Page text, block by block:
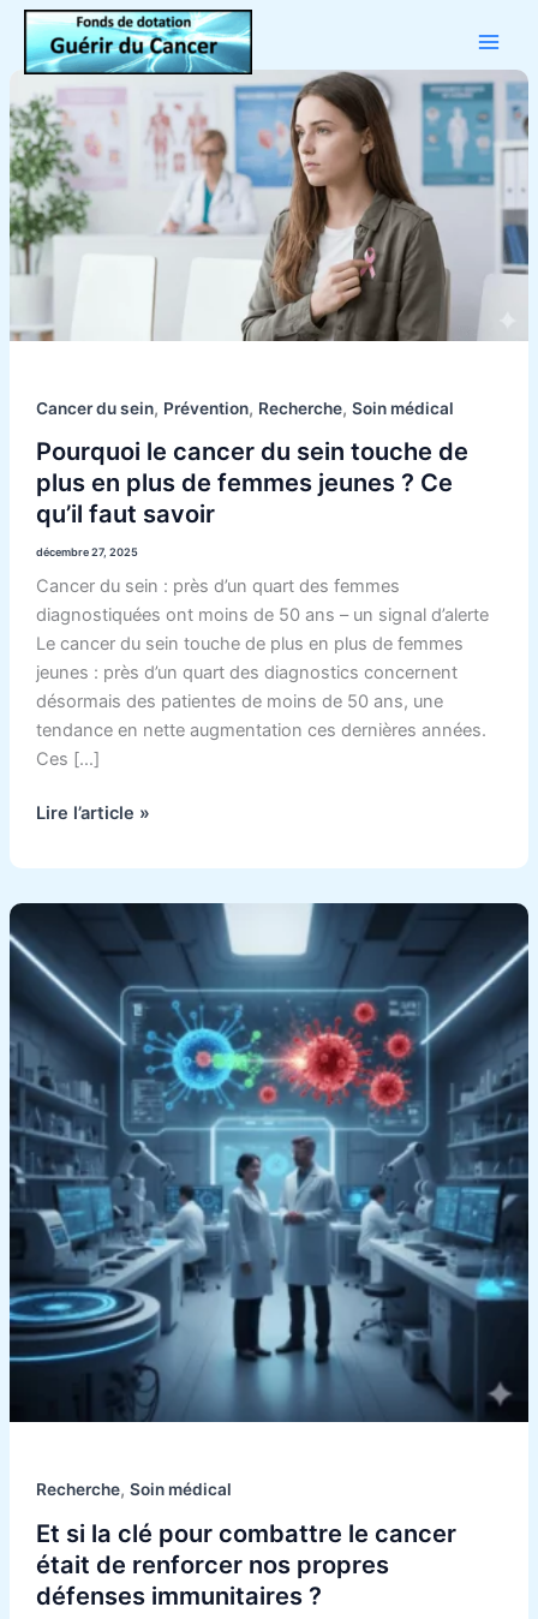
Aller
contenu
Cancer du sein, Prévention, Recherche, Soin médical
Pourquoi le cancer du sein touche de
plus en plus de femmes jeunes ? Ce
qu’il faut savoir
décembre 27, 2025
Cancer du sein : près d’un quart des femmes
diagnostiquées ont moins de 50 ans – un signal d’alerte
Le cancer du sein touche de plus en plus de femmes
jeunes : près d’un quart des diagnostics concernent
désormais des patientes de moins de 50 ans, une
tendance en nette augmentation ces dernières années.
Ces […]
Pourquoi
le
cancer
du
sein
touche
de
plus
femmes
?
Ce
qu’il
faut
Lire l’article »
Recherche, Soin médical
Et si la clé pour combattre le cancer
était de renforcer nos propres
défenses immunitaires ?
si
la
clé
pour
combattre
le
cancer
était
de
renforcer
nos
propres
défenses
immunitaires
?